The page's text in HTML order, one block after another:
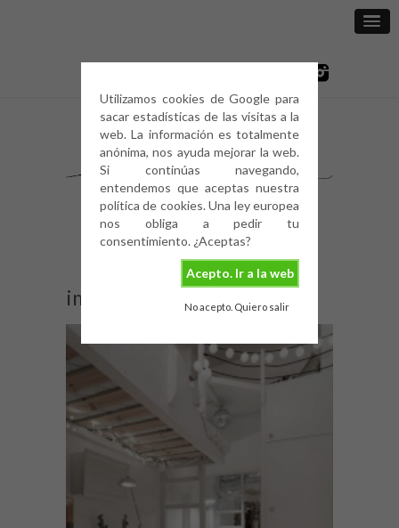
Utilizamos cookies de Google para
sacar estadísticas de las visitas a la
web. La información es totalmente
anónima, nos ayuda mejorar la web.
Si continúas navegando,
entendemos que aceptas nuestra
política de cookies. Una ley europea
nos obliga a pedir tu
consentimiento. ¿Aceptas?
Acepto. Ir a la web
No acepto. Quiero salir
image